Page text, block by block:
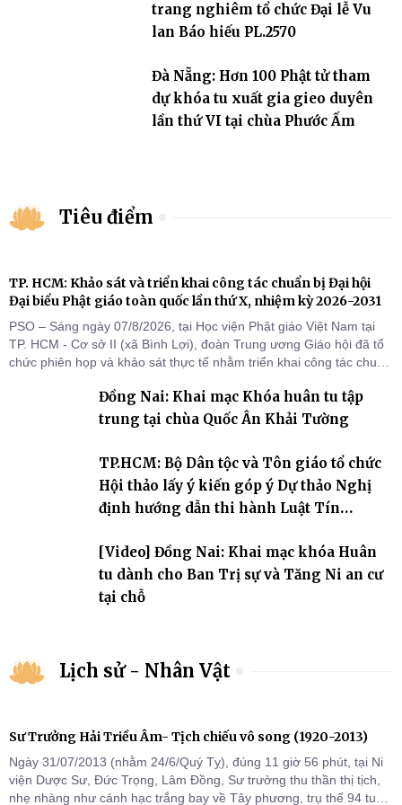
trang nghiêm tổ chức Đại lễ Vu
lan Báo hiếu PL.2570
Đà Nẵng: Hơn 100 Phật tử tham
dự khóa tu xuất gia gieo duyên
lần thứ VI tại chùa Phước Ấm
Tiêu điểm
TP. HCM: Khảo sát và triển khai công tác chuẩn bị Đại hội
Đại biểu Phật giáo toàn quốc lần thứ X, nhiệm kỳ 2026-2031
PSO – Sáng ngày 07/8/2026, tại Học viện Phật giáo Việt Nam tại
TP. HCM - Cơ sở II (xã Bình Lợi), đoàn Trung ương Giáo hội đã tổ
chức phiên họp và khảo sát thực tế nhằm triển khai công tác chuẩn
Đồng Nai: Khai mạc Khóa huân tu tập
trung tại chùa Quốc Ân Khải Tường
TP.HCM: Bộ Dân tộc và Tôn giáo tổ chức
Hội thảo lấy ý kiến góp ý Dự thảo Nghị
định hướng dẫn thi hành Luật Tín
[Video] Đồng Nai: Khai mạc khóa Huân
tu dành cho Ban Trị sự và Tăng Ni an cư
tại chỗ
Lịch sử - Nhân Vật
Sư Trưởng Hải Triều Âm- Tịch chiếu vô song (1920-2013)
Ngày 31/07/2013 (nhằm 24/6/Quý Tỵ), đúng 11 giờ 56 phút, tại Ni
viện Dược Sư, Đức Trọng, Lâm Đồng, Sư trưởng thu thần thị tịch,
nhẹ nhàng như cánh hạc trắng bay về Tây phương, trụ thế 94 tuổi